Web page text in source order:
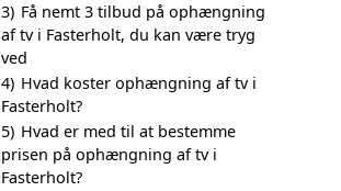
3) Få nemt 3 tilbud på ophængning
af tv i Fasterholt, du kan være tryg
ved
4) Hvad koster ophængning af tv i
Fasterholt?
5) Hvad er med til at bestemme
prisen på ophængning af tv i
Fasterholt?